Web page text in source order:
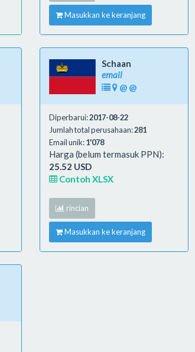
Masukkan ke keranjang
Schaan
email
@ @
Diperbarui:2017-08-22
Jumlah total perusahaan:281
Email unik:1'078
Harga (belum termasuk PPN):
25.52 USD
Contoh XLSX
rincian
Masukkan ke keranjang